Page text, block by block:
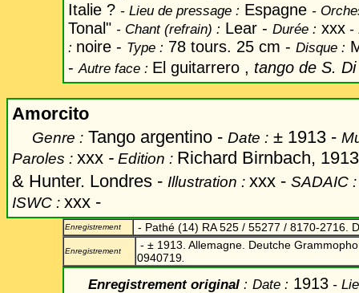
Italie ? - Lieu de pressage : Espagne -
Tonal" - Chant(refrain) : Lear - Durée : xxx -
: noire - Type : 78 tours. 25 cm - Disque :
- Autre face : El guitarrero , tango de S.
Amorcito
Genre : Tango argentino - Date : ± 1913 -
Paroles : xxx - Edition : Richard Birnbach,
& Hunter. Londres - Illustration : xxx - SADAIC
ISWC : xxx -
Enregistrement - Pathé (14) RA 525 / 55277 / 8170-2716.
Enregistrement - ± 1913. Allemagne. Deutche
0940719
Enregistrement original : Date : 1913 -